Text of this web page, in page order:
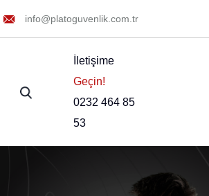
info@platoguvenlik.com.tr
İletişime
Geçin!
0232 464 85
53